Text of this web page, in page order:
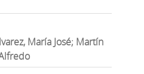
María José; Martín